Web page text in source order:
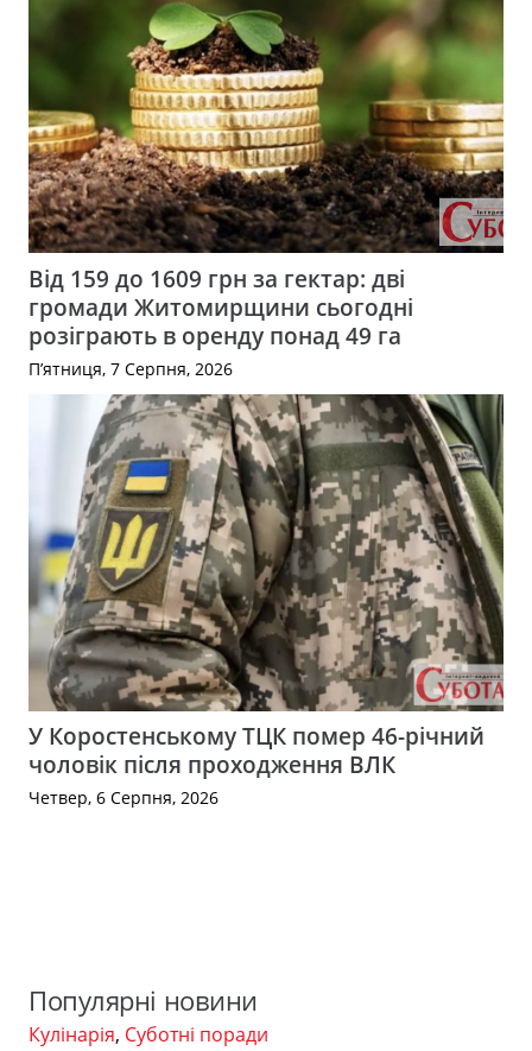
Від 159 до 1609 грн за гектар: дві
громади Житомирщини сьогодні
розіграють в оренду понад 49 га
П’ятниця, 7 Серпня, 2026
У Коростенському ТЦК помер 46-річний
чоловік після проходження ВЛК
Четвер, 6 Серпня, 2026
Популярні новини
Кулінарія, Суботні поради